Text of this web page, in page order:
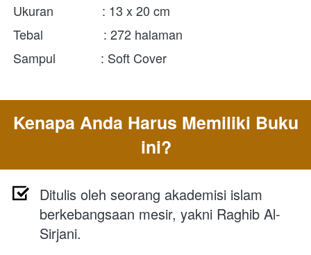
Ukuran              : 13 x 20 cm
Tebal	          : 272 halaman
Sampul             : Soft Cover
Kenapa Anda Harus Memiliki Buku
ini?
Ditulis oleh seorang akademisi islam
berkebangsaan mesir, yakni Raghib Al-
Sirjani.